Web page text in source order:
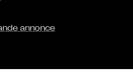
annonce